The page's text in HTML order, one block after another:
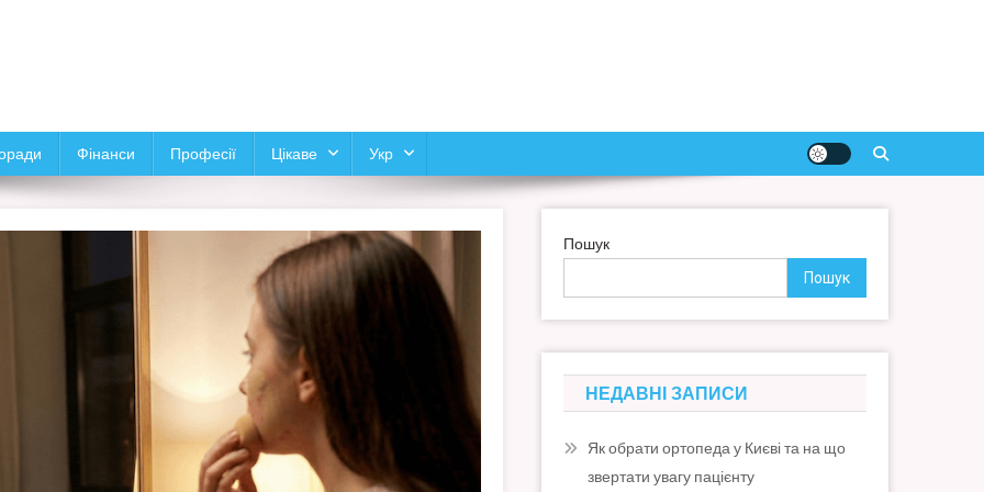
Фінанси Професії Цікаве Укр
Пошук
Пошук
НЕДАВНІ ЗАПИСИ
Як обрати ортопеда у Києві та на що
звертати увагу пацієнту